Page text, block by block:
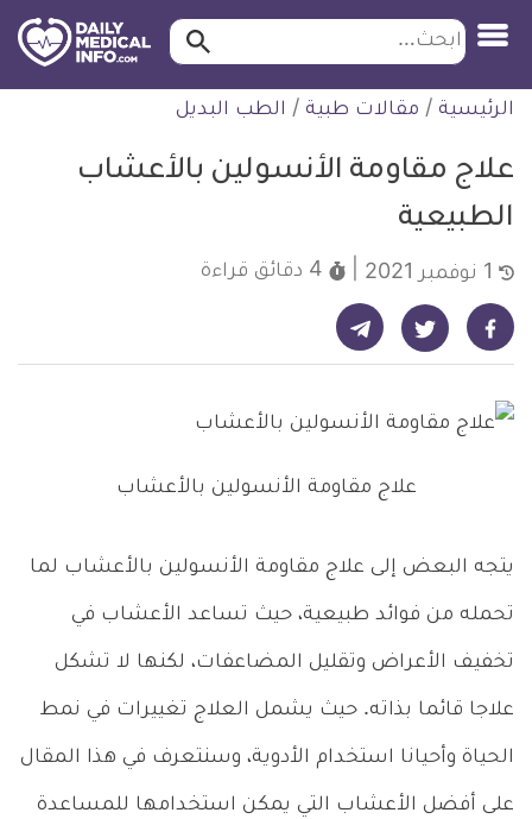
التخطي
للمحتوى
ابحث ابحث…
الرئيسية / مقالات طبية / الطب البديل
علاج مقاومة الأنسولين بالأعشاب
الطبيعية
4 دقائق قراءة
شارك على فيسبوك - ديلي ميديكال انفو شارك على تويتر - ديلي ميديكال انفو شارك على تيليجرام - ديلي ميديكال انفو
علاج مقاومة الأنسولين بالأعشاب
يتجه البعض إلى علاج مقاومة الأنسولين بالأعشاب لما
تحمله من فوائد طبيعية، حيث تساعد الأعشاب في
تخفيف الأعراض وتقليل المضاعفات، لكنها لا تشكل
علاجا قائما بذاته. حيث يشمل العلاج تغييرات في نمط
الحياة وأحيانا استخدام الأدوية، وسنتعرف في هذا المقال
على أفضل الأعشاب التي يمكن استخدامها للمساعدة